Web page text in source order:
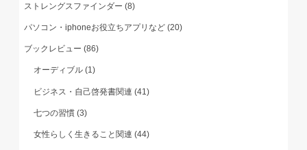
ストレングスファインダー(8)
パソコン・iphoneお役立ちアプリなど(20)
ブックレビュー(86)
オーディブル(1)
ビジネス・自己啓発書関連(41)
七つの習慣(3)
女性らしく生きること関連(44)